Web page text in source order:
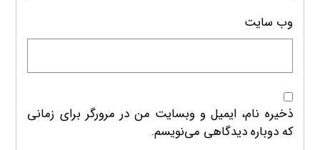
وب‌ سایت
ذخیره نام، ایمیل و وبسایت من در مرورگر برای زمانی
که دوباره دیدگاهی می‌نویسم.